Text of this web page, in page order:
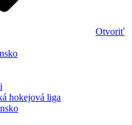
Otvoriť
hokejová liga